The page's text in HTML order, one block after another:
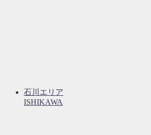
石川エリア
ISHIKAWA